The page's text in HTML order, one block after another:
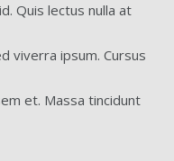
Quis lectus nulla at
viverra ipsum. Cursus
et. Massa tincidunt